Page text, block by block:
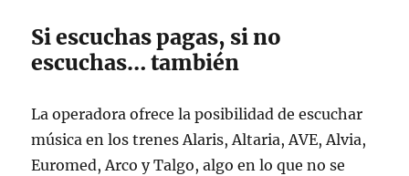
Si escuchas pagas, si no
escuchas… también
La operadora ofrece la posibilidad de escuchar
música en los trenes Alaris, Altaria, AVE, Alvia,
Euromed, Arco y Talgo, algo en lo que no se